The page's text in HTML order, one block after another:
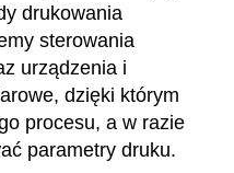
drukowania
sterowania
urządzenia i
dzięki którym
procesu, a w razie
parametry druku.